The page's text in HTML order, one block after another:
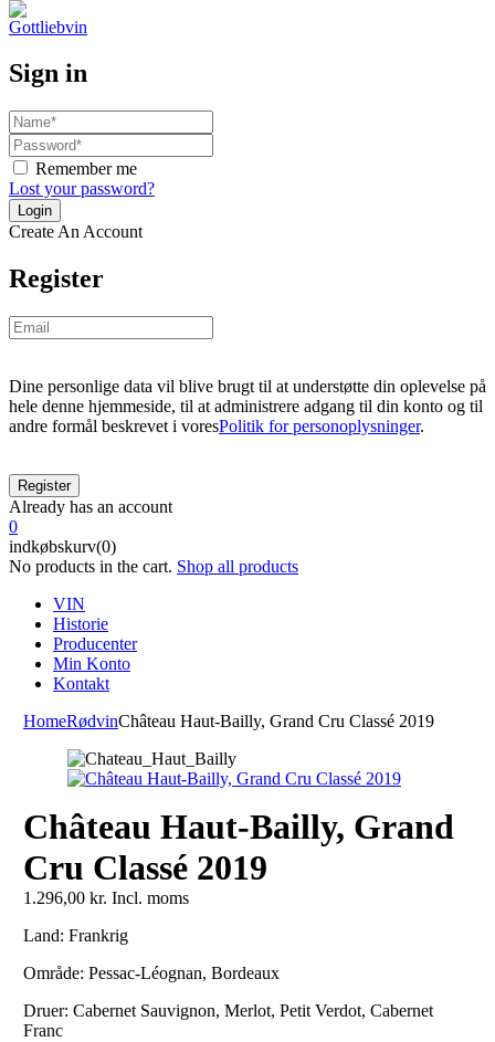
Sign in
Remember me
Lost your password?
Create An Account
Register
Dine personlige data vil blive brugt til at understøtte din oplevelse på
hele denne hjemmeside, til at administrere adgang til din konto og til
andre formål beskrevet i voresPolitik for personoplysninger.
Already has an account
0
indkøbskurv(0)
No products in the cart. Shop all products
VIN
Historie
Producenter
Min Konto
Kontakt
HomeRødvinChâteau Haut-Bailly, Grand Cru Classé 2019
Château Haut-Bailly, Grand
Cru Classé 2019
1.296,00 kr. Incl. moms
Land: Frankrig
Område: Pessac-Léognan, Bordeaux
Druer: Cabernet Sauvignon, Merlot, Petit Verdot, Cabernet
Franc